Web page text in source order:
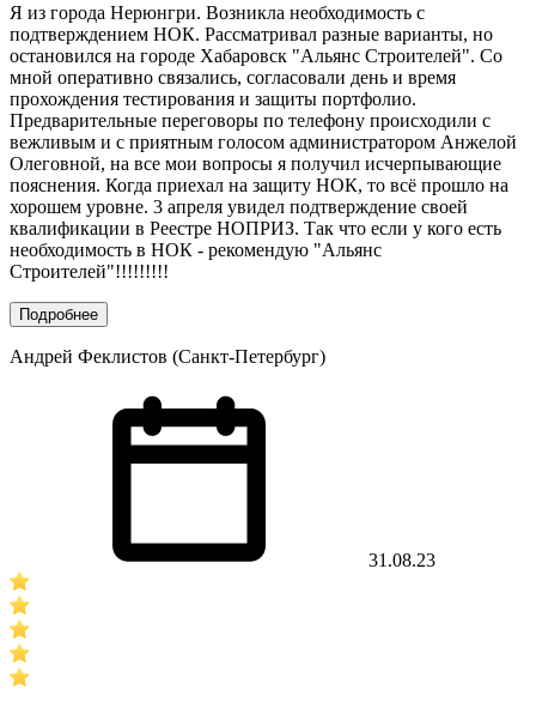
Я из города Нерюнгри. Возникла необходимость с
подтверждением НОК. Рассматривал разные варианты, но
остановился на городе Хабаровск "Альянс Строителей". Со
мной оперативно связались, согласовали день и время
прохождения тестирования и защиты портфолио.
Предварительные переговоры по телефону происходили с
вежливым и с приятным голосом администратором Анжелой
Олеговной, на все мои вопросы я получил исчерпывающие
пояснения. Когда приехал на защиту НОК, то всё прошло на
хорошем уровне. 3 апреля увидел подтверждение своей
квалификации в Реестре НОПРИЗ. Так что если у кого есть
необходимость в НОК - рекомендую "Альянс
Строителей"!!!!!!!!!
Подробнее
Андрей Феклистов (Санкт-Петербург)
31.08.23